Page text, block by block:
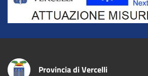
Provincia di Vercelli